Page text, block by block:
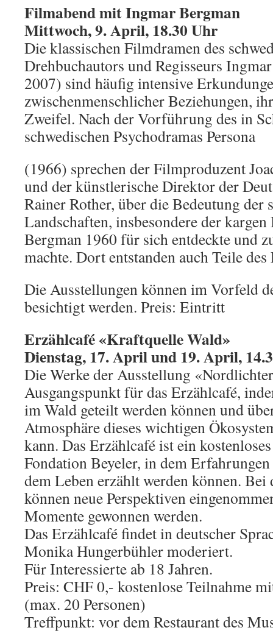
Filmabend mit Ingmar Bergman
Mittwoch, 9. April, 18.30 Uhr
Die klassischen Filmdramen des
Drehbuchautors und Regisseurs
2007) sind häufig intensive
zwischenmenschlicher Beziehungen,
Zweifel. Nach der Vorführung des in
schwedischen Psychodramas Persona
(1966) sprechen der Filmproduzent
und der künstlerische Direktor der
Rainer Rother, über die Bedeutung der
Landschaften, insbesondere der
Bergman 1960 für sich entdeckte und
machte. Dort entstanden auch Teile des
Die Ausstellungen können im Vorfeld
besichtigt werden. Preis: Eintritt
Erzählcafé «Kraftquelle Wald»
Dienstag, 17. April und 19. April,
Die Werke der Ausstellung
Ausgangspunkt für das Erzählcafé,
im Wald geteilt werden können und
Atmosphäre dieses wichtigen
kann. Das Erzählcafé ist ein
Fondation Beyeler, in dem
dem Leben erzählt werden können. Bei
können neue Perspektiven
Momente gewonnen werden.
Das Erzählcafé findet in deutscher
Monika Hungerbühler moderiert.
Für Interessierte ab 18 Jahren.
Preis: CHF 0,- kostenlose Teilnahme
(max. 20 Personen)
Treffpunkt: vor dem Restaurant des